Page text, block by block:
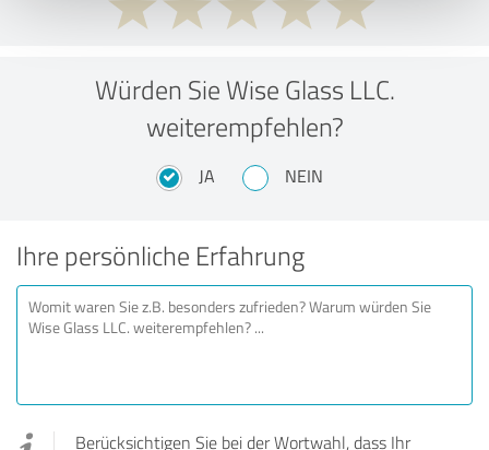
Würden Sie Wise Glass LLC.
weiterempfehlen?
JA NEIN
Ihre persönliche Erfahrung
Berücksichtigen Sie bei der Wortwahl, dass Ihr